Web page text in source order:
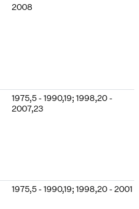
2008
1975,5 - 1990,19; 1998,20 -
2007,23
1975,5 - 1990,19; 1998,20 - 2001